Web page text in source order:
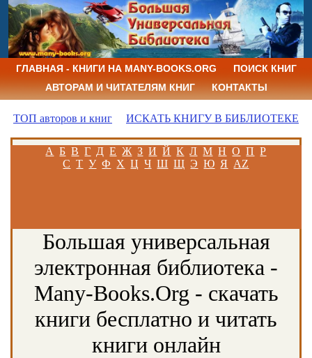
ГЛАВНАЯ - КНИГИ НА MANY-BOOKS.ORG
ПОИСК КНИГ
АВТОРАМ И ЧИТАТЕЛЯМ КНИГ
КОНТАКТЫ
ТОП авторов и книг ИСКАТЬ КНИГУ В БИБЛИОТЕКЕ
А Б В Г Д Е Ж З И Й К Л М Н О П Р
С Т У Ф Х Ц Ч Ш Щ Э Ю Я AZ
Большая универсальная
электронная библиотека -
Many-Books.Org - скачать
книги бесплатно и читать
книги онлайн